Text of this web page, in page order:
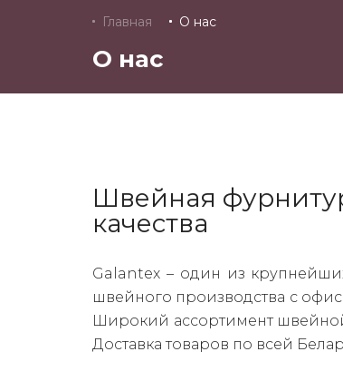
Главная О нас
О нас
Швейная
качества
Galantex – один из
швейного производства с
Широкий ассортимент
Доставка товаров по всей